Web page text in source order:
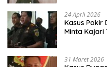
24 April 2026
Kasus Pokir
Minta Kajari
31 Maret 2026